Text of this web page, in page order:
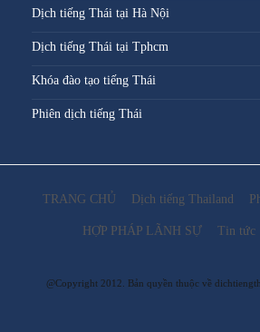
Dịch tiếng Thái tại Hà Nội
Dịch tiếng Thái tại Tphcm
Khóa đào tạo tiếng Thái
Phiên dịch tiếng Thái
TRANG CHỦ Dịch tiếng Thailand
HỢP PHÁP LÃNH SỰ Tin tức
@Copyright 2012. Bản quyền thuộc về